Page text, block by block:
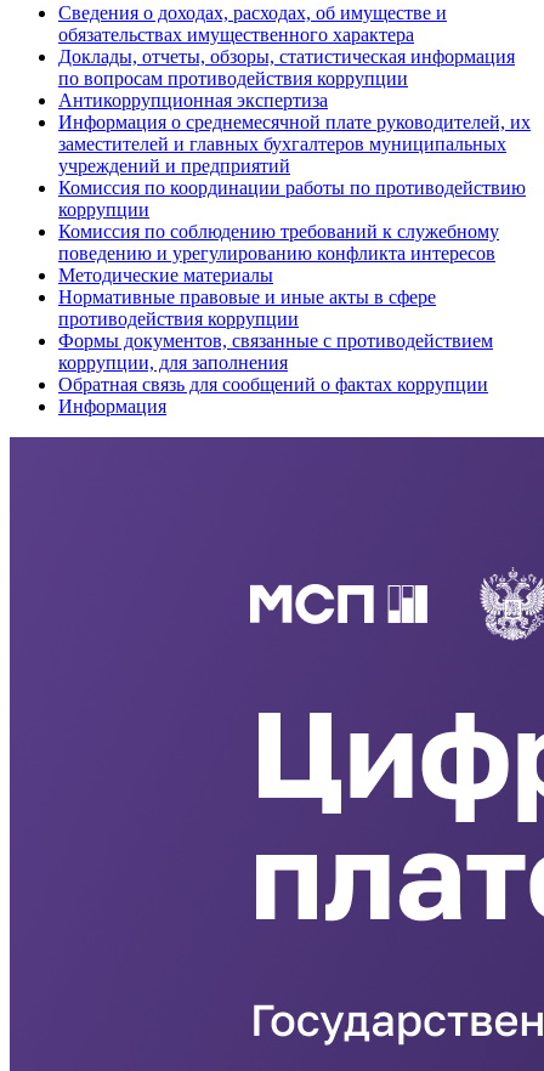
Сведения о доходах, расходах, об имуществе и
обязательствах имущественного характера
Доклады, отчеты, обзоры, статистическая информация
по вопросам противодействия коррупции
Антикоррупционная экспертиза
Информация о среднемесячной плате руководителей, их
заместителей и главных бухгалтеров муниципальных
учреждений и предприятий
Комиссия по координации работы по противодействию
коррупции
Комиссия по соблюдению требований к служебному
поведению и урегулированию конфликта интересов
Методические материалы
Нормативные правовые и иные акты в сфере
противодействия коррупции
Формы документов, связанные с противодействием
коррупции, для заполнения
Обратная связь для сообщений о фактах коррупции
Информация